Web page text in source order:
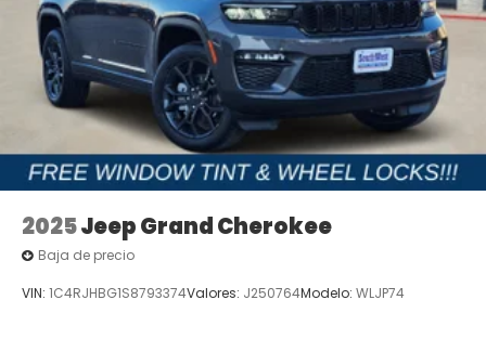
2025Jeep Grand Cherokee
Baja de precio
VIN: 1C4RJHBG1S8793374Valores: J250764Modelo: WLJP74